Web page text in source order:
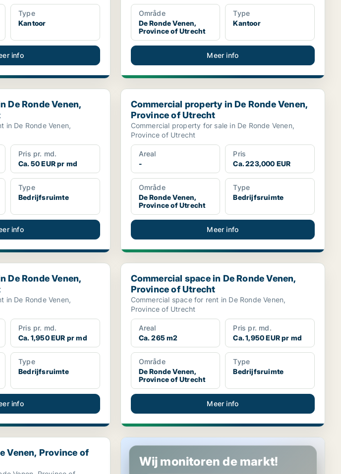
Type
Kantoor
info
Område
De Ronde Venen,
Province of Utrecht
Type
Kantoor
Meer info
Venen, Province of Utrecht
De Ronde Venen,
in De Ronde Venen,
Pris pr. md.
Ca. 50 EUR pr md
Type
Bedrijfsruimte
info
Commercial property in De Ronde Venen, Province of
Commercial property in De Ronde Venen,
Province of Utrecht
Commercial property for sale in De Ronde Venen,
Province of Utrecht
Areal
-
Pris
Ca. 223,000 EUR
Område
De Ronde Venen,
Province of Utrecht
Type
Bedrijfsruimte
Meer info
Venen, Province of Utrecht
De Ronde Venen,
in De Ronde Venen,
Pris pr. md.
Ca. 1,950 EUR pr md
Type
Bedrijfsruimte
info
Commercial space in De Ronde Venen, Province of
Commercial space in De Ronde Venen,
Province of Utrecht
Commercial space for rent in De Ronde Venen,
Province of Utrecht
Areal
Ca. 265 m2
Pris pr. md.
Ca. 1,950 EUR pr md
Område
De Ronde Venen,
Province of Utrecht
Type
Bedrijfsruimte
Meer info
Province of Utrecht
Venen, Province of
Winkel in De Ronde Venen, Province of Utrecht
Wij monitoren de markt!